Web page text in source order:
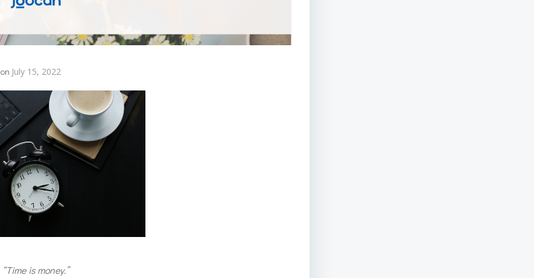
on July 15, 2022
“Time is money.”